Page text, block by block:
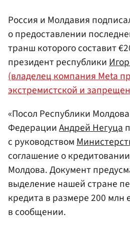
Россия и Молдавия
о предоставлении
транш которого составит
президент республики
(владелец компания Meta
экстремистской и
«Посол Республики
ФедерацииАндрей Негуца
с руководством
соглашение о
Молдова. Документ
выделение нашей стране
кредита в размере 200 млн
в сообщении.